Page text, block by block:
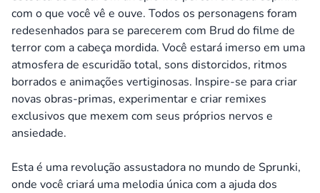
com o que você vê e ouve. Todos os personagens foram
redesenhados para se parecerem com Brud do filme de
terror com a cabeça mordida. Você estará imerso em uma
atmosfera de escuridão total, sons distorcidos, ritmos
borrados e animações vertiginosas. Inspire-se para criar
novas obras-primas, experimentar e criar remixes
exclusivos que mexem com seus próprios nervos e
ansiedade.
Esta é uma revolução assustadora no mundo de Sprunki,
onde você criará uma melodia única com a ajuda dos